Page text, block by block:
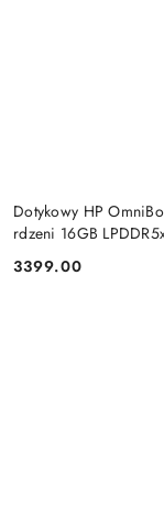
Dotykowy HP
rdzeni 16GB
Cena:
3399.00